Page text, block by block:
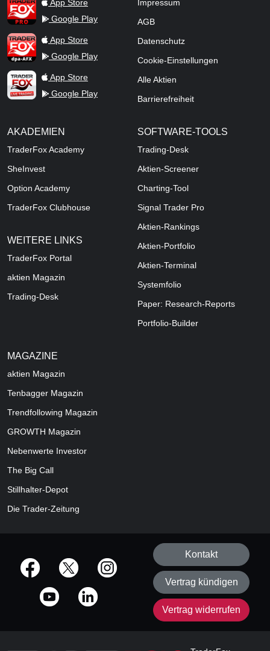
App Store
Google Play
TraderFox dpa-AFX ProFeed
App Store
Google Play
TraderFox Live Trading
App Store
Google Play
Impressum
AGB
Datenschutz
Cookie-Einstellungen
Alle Aktien
Barrierefreiheit
AKADEMIEN
TraderFox Academy
SheInvest
Option Academy
TraderFox Clubhouse
WEITERE LINKS
TraderFox Portal
aktien Magazin
Trading-Desk
SOFTWARE-TOOLS
Trading-Desk
Aktien-Screener
Charting-Tool
Signal Trader Pro
Aktien-Rankings
Aktien-Portfolio
Aktien-Terminal
Systemfolio
Paper: Research-Reports
Portfolio-Builder
MAGAZINE
aktien Magazin
Tenbagger Magazin
Trendfollowing Magazin
GROWTH Magazin
Nebenwerte Investor
The Big Call
Stillhalter-Depot
Die Trader-Zeitung
offizielle Social Media-Accounts
Kontakt
Vertrag kündigen
Vertrag widerrufen